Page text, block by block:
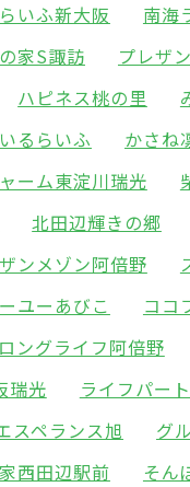
いふ新大阪 南海
家S諏訪 プレザ
ハピネス桃の里
るらいふ かさね
ーム東淀川瑞光
北田辺輝きの郷
ンメゾン阿倍野
ユーあびこ ココ
ロングライフ阿倍野
瑞光 ライフパー
スペランス旭 グ
西田辺駅前 そん